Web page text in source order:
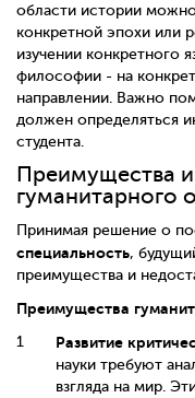
области истории можно
конкретной эпохи или
изучении конкретного
философии - на
направлении. Важно
должен определяться
студента.
Преимущества
гуманитарного
Принимая решение о
специальность,
преимущества и
Преимущества
Развитие
науки требуют
взгляда на мир.